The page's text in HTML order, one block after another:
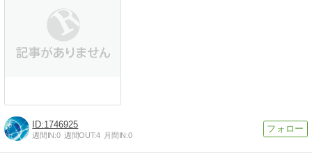
1746925
週間IN:0 週間OUT:4 月間IN:0